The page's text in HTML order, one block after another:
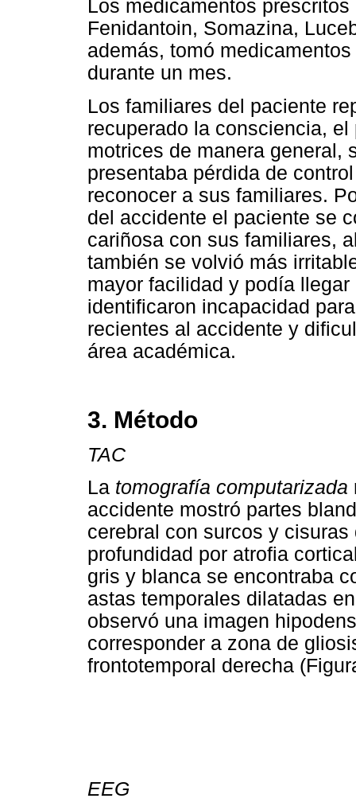
Los medicamentos
Fenidantoin, Somazina,
además, tomó
durante un mes.
Los familiares del paciente
recuperado la consciencia,
motrices de manera general,
presentaba pérdida de
reconocer a sus familiares.
del accidente el paciente se
cariñosa con sus familiares,
también se volvió más
mayor facilidad y podía
identificaron incapacidad
recientes al accidente y
área académica.
3. Método
TAC
La tomografía computarizada
accidente mostró partes
cerebral con surcos y
profundidad por atrofia
gris y blanca se encontraba
astas temporales dilatadas
observó una imagen
corresponder a zona de
frontotemporal derecha
EEG